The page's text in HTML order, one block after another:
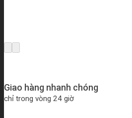
Giao hàng nhanh chóng
chỉ trong vòng 24 giờ